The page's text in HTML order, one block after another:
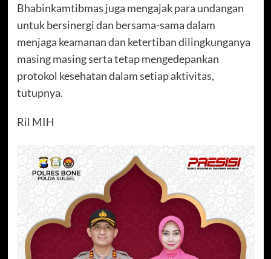
Bhabinkamtibmas juga mengajak para undangan
untuk bersinergi dan bersama-sama dalam
menjaga keamanan dan ketertiban dilingkunganya
masing masing serta tetap mengedepankan
protokol kesehatan dalam setiap aktivitas,
tutupnya.
Ril MIH